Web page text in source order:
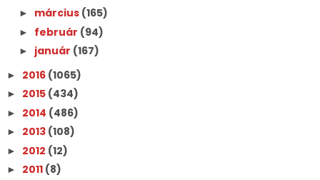
► március (165)
► február (94)
► január (167)
► 2016 (1065)
► 2015 (434)
► 2014 (486)
► 2013 (108)
► 2012 (12)
► 2011 (8)